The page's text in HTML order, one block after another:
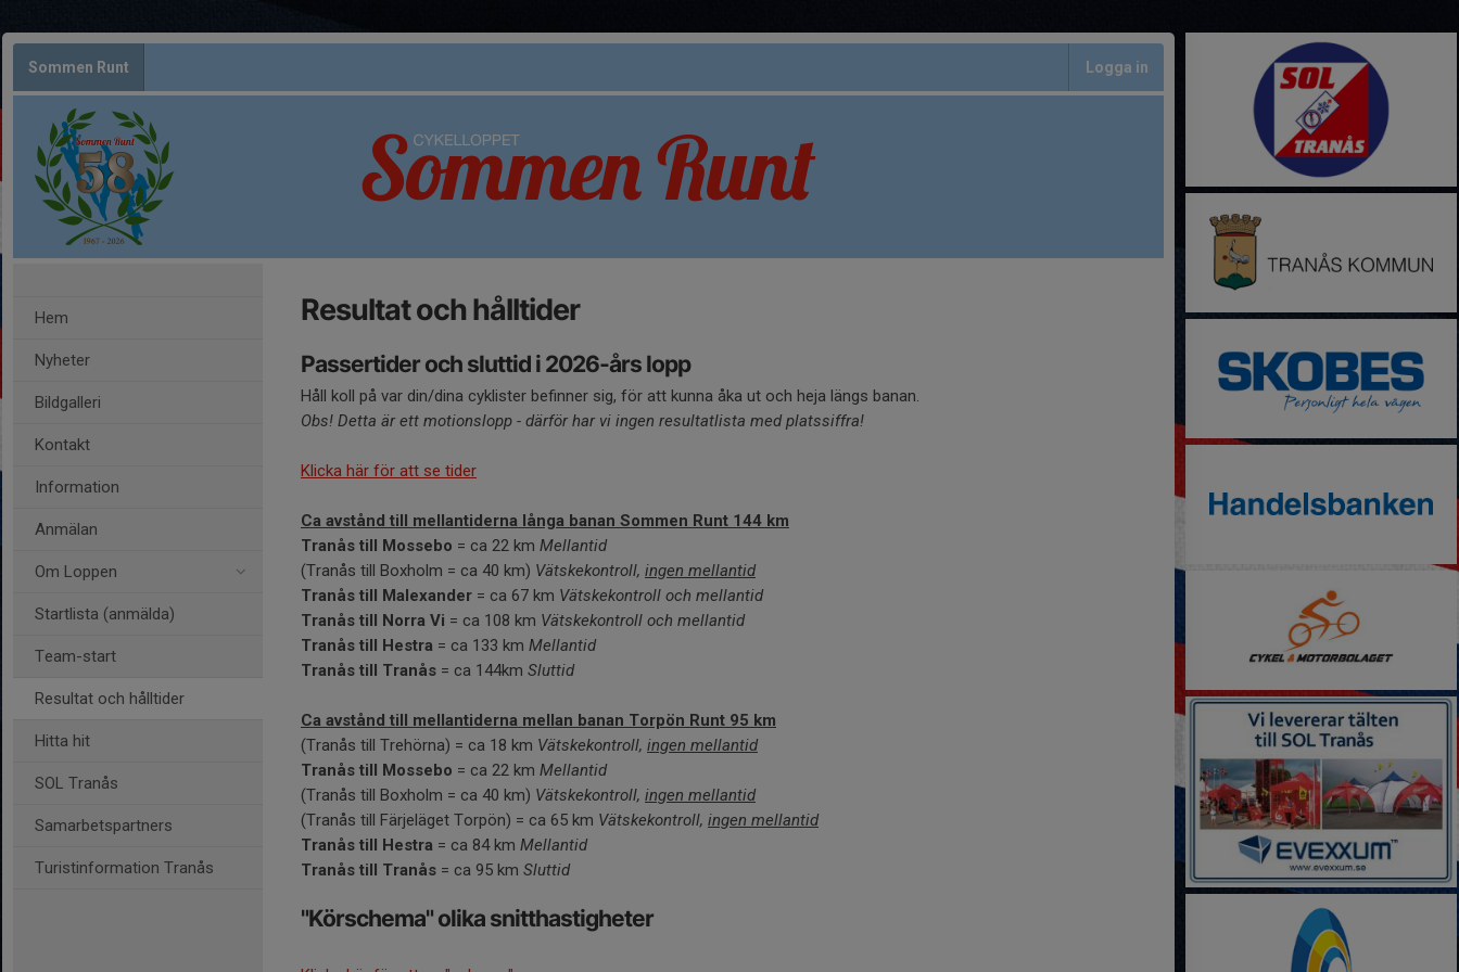
Sommen Runt Logga in
Hem
Nyheter
Bildgalleri
Kontakt
Information
Anmälan
Om Loppen
Startlista (anmälda)
Team-start
Resultat och hålltider
Hitta hit
SOL Tranås
Samarbetspartners
Turistinformation Tranås
Resultat och hålltider
Passertider och sluttid i 2026-års lopp
Håll koll på var din/dina cyklister befinner sig, för att kunna åka ut och heja längs banan.
Obs! Detta är ett motionslopp - därför har vi ingen resultatlista med platssiffra!
Klicka här för att se tider
Ca avstånd till mellantiderna långa banan Sommen Runt 144 km
Tranås till Mossebo = ca 22 km Mellantid
(Tranås till Boxholm = ca 40 km) Vätskekontroll, ingen mellantid
Tranås till Malexander = ca 67 km Vätskekontroll och mellantid
Tranås till Norra Vi = ca 108 km Vätskekontroll och mellantid
Tranås till Hestra = ca 133 km Mellantid
Tranås till Tranås = ca 144km Sluttid
Ca avstånd till mellantiderna mellan banan Torpön Runt 95 km
(Tranås till Trehörna) = ca 18 km Vätskekontroll, ingen mellantid
Tranås till Mossebo = ca 22 km Mellantid
(Tranås till Boxholm = ca 40 km) Vätskekontroll, ingen mellantid
(Tranås till Färjeläget Torpön) = ca 65 km Vätskekontroll, ingen mellantid
Tranås till Hestra = ca 84 km Mellantid
Tranås till Tranås = ca 95 km Sluttid
"Körschema" olika snitthastigheter